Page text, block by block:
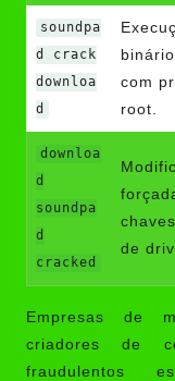
soundpa
d crack
downloa
d
com
root.
downloa
d
soundpa
d
cracked
de
Empresas de
criadores de
fraudulentos